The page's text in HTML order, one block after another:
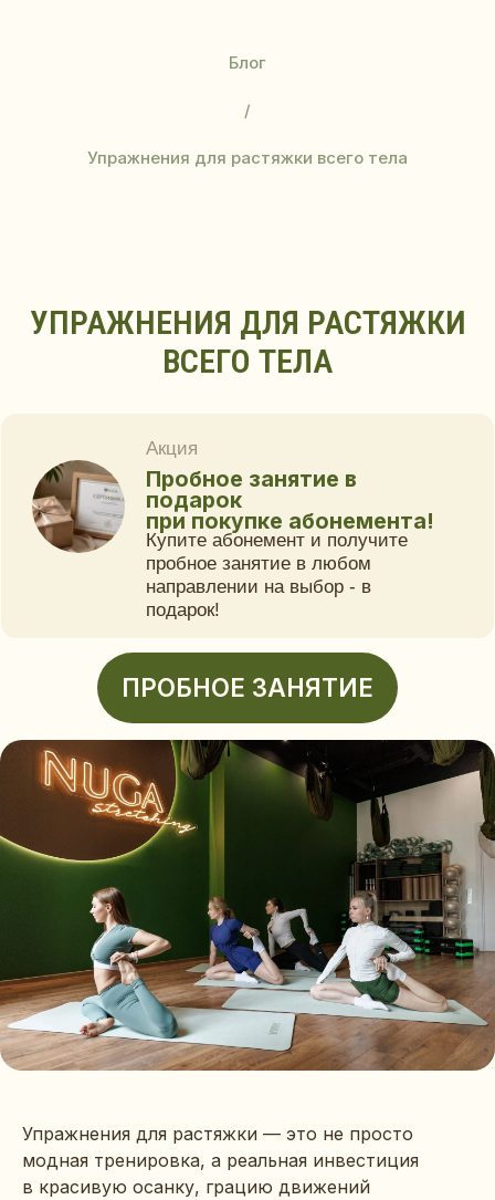
Блог
/
Упражнения для растяжки всего тела
УПРАЖНЕНИЯ ДЛЯ РАСТЯЖКИ
ВСЕГО ТЕЛА
Пробное занятие в
подарок
при покупке абонемента!
Акция
ПРОБНОЕ ЗАНЯТИЕ
Упражнения для растяжки — это не просто
модная тренировка, а реальная инвестиция
в красивую осанку, грацию движений